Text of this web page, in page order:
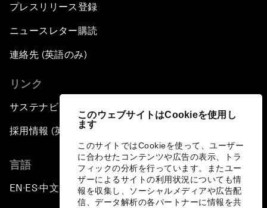
このウェブサイトはCookieを使用し
ます
このサイトではCookieを使って、ユーザー
に合わせたコンテンツや広告の表示、トラ
フィックの分析を行っています。またユー
ザーによるサイトの利用状況についても情
報を収集し、ソーシャルメディアや広告配
信、データ解析の各パートナーに情報を共
プレスリリース登録
ニュースレター購読
連絡先 (英語のみ)
リンク
サステナビリティへの取り組み
採用情報 (英語のみ)
言語
EN ▪ES▪中文▪ 日本語